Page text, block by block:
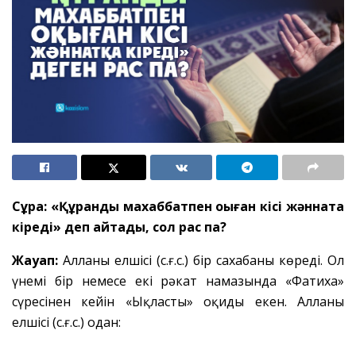
Сұрақ: «Құранды махаббатпен оқыған кісі жәннатқа
кіреді» деп айтады, сол рас па?
Жауап: Алланың елшісі (с.ғ.с.) бір сахабаны көреді. Ол
үнемі бір немесе екі рәкат намазында «Фатиха»
сүресінен кейін «Ықласты» оқиды екен. Алланың
елшісі (с.ғ.с.) одан: